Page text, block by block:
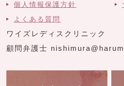
個人情報保護方針
よくある質問
ワイズレディスクリニック
顧問弁護士